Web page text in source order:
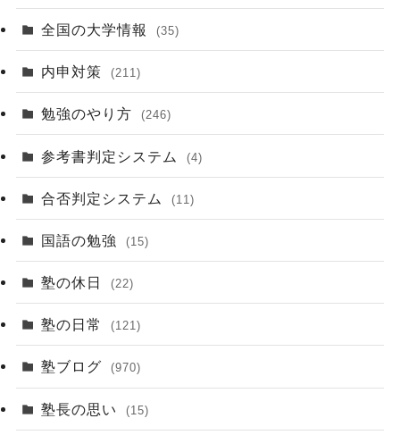
全国の大学情報 (35)
内申対策 (211)
勉強のやり方 (246)
参考書判定システム (4)
合否判定システム (11)
国語の勉強 (15)
塾の休日 (22)
塾の日常 (121)
塾ブログ (970)
塾長の思い (15)